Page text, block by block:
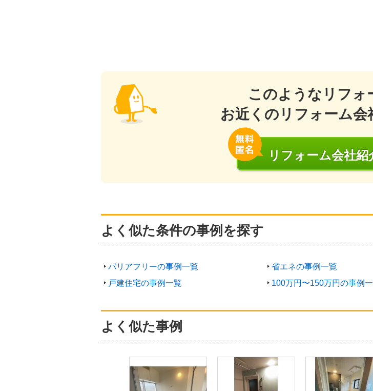
このようなリフォ
お近くのリフォーム会
リフォーム会社紹
よく似た条件の事例を探す
バリアフリーの事例一覧 省エネの事例一覧
戸建住宅の事例一覧
100万円〜150万円の事例
よく似た事例